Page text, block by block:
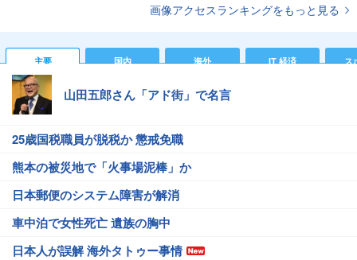
画像アクセスランキングをもっと見る
主要 国内 海外 IT 経済 ス
山田五郎さん「アド街」で名言
25歳国税職員が脱税か 懲戒免職
熊本の被災地で「火事場泥棒」か
日本郵便のシステム障害が解消
車中泊で女性死亡 遺族の胸中
日本人が誤解 海外タトゥー事情